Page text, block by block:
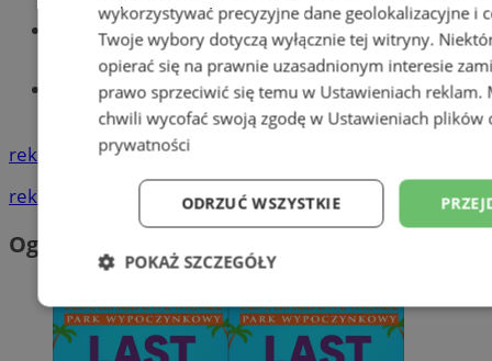
Wiadomości lokalne
Tworzenie stron www - Wodzisław
Śląski
reklama
reklama
Ogłoszenia
wykorzystywać precyzyjne dane geolokalizacyjne i
Twoje wybory dotyczą wyłącznie tej witryny.
opierać się na prawnie uzasadnionym interesie
prawo sprzeciwić się temu w Ustawieniach reklam.
chwili wycofać swoją zgodę w Ustawieniach plików
prywatności
ODRZUĆ WSZYSTKIE
POKAŻ SZCZEGÓŁY
Niezbędne Wydajność